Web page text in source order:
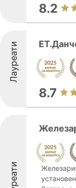
8.2
Лауреати
8.7